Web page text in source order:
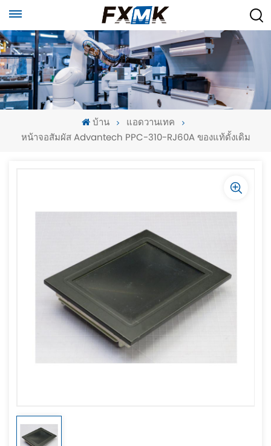
บ้าน
แอดวานเทค
หน้าจอสัมผัส Advantech PPC-310-RJ60A ของแท้ดั้งเดิม